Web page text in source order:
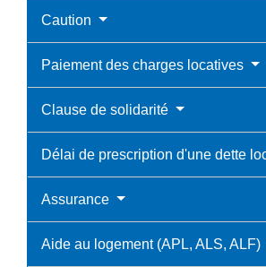
Caution
Paiement des charges locatives
Clause de solidarité
Délai de prescription d'une dette
Assurance
Aide au logement (APL, ALS, ALF)